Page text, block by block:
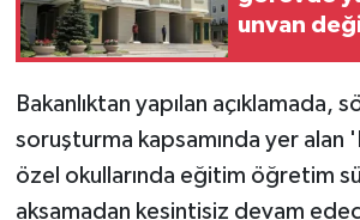
unvan
Bakanlıktan yapılan açıklamada,
soruşturma kapsamında yer alan
özel okullarında eğitim öğretim
aksamadan kesintisiz devam